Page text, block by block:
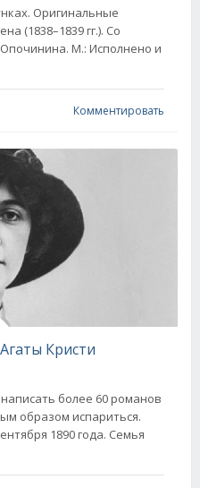
Оригинальные
(1838–1839 гг.). Со
М.: Исполнено и
Комментировать
Кристи
более 60 романов
образом испариться.
1890 года. Семья